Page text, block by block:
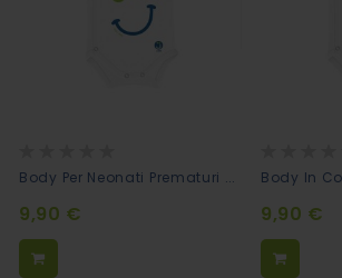
Body Per Neonati Prematuri Cotone Bio - Occhiolino
9,90 € 9,90 €